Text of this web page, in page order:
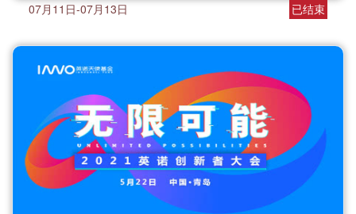
07月11日-07月13日 已结束